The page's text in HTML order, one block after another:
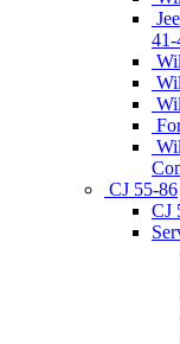
41-
CJ 55-86
CJ